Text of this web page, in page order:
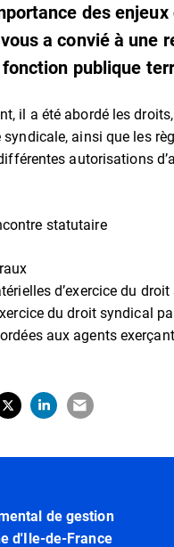
des
a convié à une
publique
il a été abordé les
ainsi que les
autorisations
statutaire
d’exercice du
du droit syndical
aux agents
sur Facebook
dans un nouvel onglet)
Partager sur X (Twitter)
(ouverture dans un nouvel
Partager sur LinkedIn
(ouverture dans un
Partager par e-
(ouverture dans
de gestion
d'Ile-de-France